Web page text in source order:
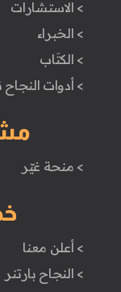
> الاستشارات
> الخبراء
> الكتَاب
> أدوات
> منحة غيّر
> أعلن معنا
> النجاح بارتنر